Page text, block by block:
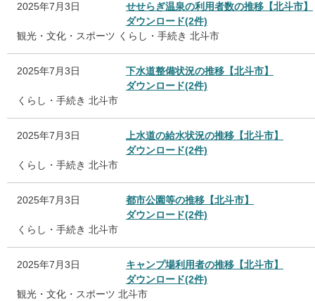
2025年7月3日
せせらぎ温泉の利用者数の推移【北斗市】
ダウンロード(2件)
観光・文化・スポーツ くらし・手続き 北斗市
2025年7月3日
下水道整備状況の推移【北斗市】
ダウンロード(2件)
くらし・手続き 北斗市
2025年7月3日
上水道の給水状況の推移【北斗市】
ダウンロード(2件)
くらし・手続き 北斗市
2025年7月3日
都市公園等の推移【北斗市】
ダウンロード(2件)
くらし・手続き 北斗市
2025年7月3日
キャンプ場利用者の推移【北斗市】
ダウンロード(2件)
観光・文化・スポーツ 北斗市